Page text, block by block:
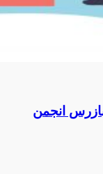
بازرس انجمن